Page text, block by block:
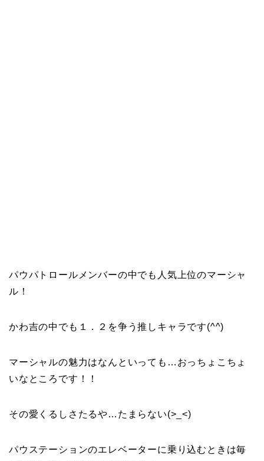
パウパトロールメンバーの中でも人気上位のマーシャ
ル！
かわ吉の中でも１．２を争う推しキャラです(^^)
マーシャルの魅力はなんといっても…おっちょこちょ
いなところです！！
その愛くるしさたるや…たまらない(>_<)
パウステーションのエレベーターに乗り込むときは毎